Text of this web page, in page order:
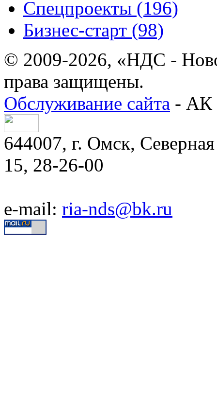
Спецпроекты (196)
Бизнес-старт (98)
© 2009-2026, «НДС -
права защищены.
Обслуживание сайта - АК
644007, г. Омск,
15, 28-26-00
e-mail: ria-nds@bk.ru